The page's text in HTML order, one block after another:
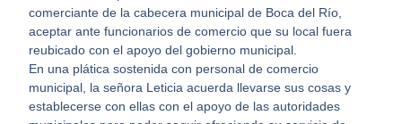
comerciante de la cabecera municipal de Boca del Río,
aceptar ante funcionarios de comercio que su local fuera
reubicado con el apoyo del gobierno municipal.
En una plática sostenida con personal de comercio
municipal, la señora Leticia acuerda llevarse sus cosas y
establecerse con ellas con el apoyo de las autoridades